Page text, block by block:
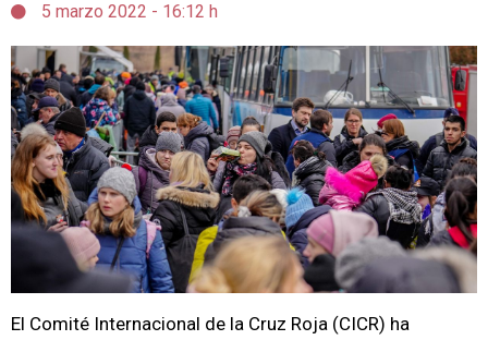
5 marzo 2022 - 16:12 h
El Comité Internacional de la Cruz Roja (CICR) ha